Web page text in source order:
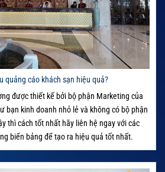
quảng cáo khách sạn hiệu quả?
được thiết kế bởi bộ phận Marketing của
bạn kinh doanh nhỏ lẻ và không có bộ phận
thì cách tốt nhất hãy liên hệ ngay với các
biển bảng để tạo ra hiệu quả tốt nhất.